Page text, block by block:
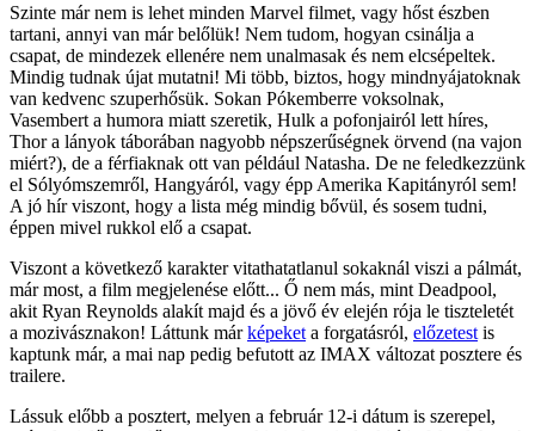
Szinte már nem is lehet minden Marvel filmet, vagy hőst észben
tartani, annyi van már belőlük! Nem tudom, hogyan csinálja a
csapat, de mindezek ellenére nem unalmasak és nem elcsépeltek.
Mindig tudnak újat mutatni! Mi több, biztos, hogy mindnyájatoknak
van kedvenc szuperhősük. Sokan Pókemberre voksolnak,
Vasembert a humora miatt szeretik, Hulk a pofonjairól lett híres,
Thor a lányok táborában nagyobb népszerűségnek örvend (na vajon
miért?), de a férfiaknak ott van például Natasha. De ne feledkezzünk
el Sólyómszemről, Hangyáról, vagy épp Amerika Kapitányról sem!
A jó hír viszont, hogy a lista még mindig bővül, és sosem tudni,
éppen mivel rukkol elő a csapat.
Viszont a következő karakter vitathatatlanul sokaknál viszi a pálmát,
már most, a film megjelenése előtt... Ő nem más, mint Deadpool,
akit Ryan Reynolds alakít majd és a jövő év elején rója le tiszteletét
a mozivásznakon! Láttunk márképeket a forgatásról, előzetest is
kaptunk már, a mai nap pedig befutott az IMAX változat posztere és
trailere.
Lássuk előbb a posztert, melyen a február 12-i dátum is szerepel,